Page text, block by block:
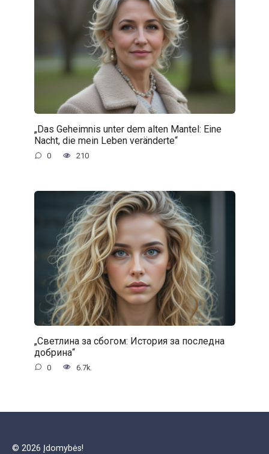
„Das Geheimnis unter dem alten Mantel: Eine
Nacht, die mein Leben veränderte“
0 210
„Светлина за сбогом: История за последна
добрина“
0 6.7k.
© 2026 Įdomybės!